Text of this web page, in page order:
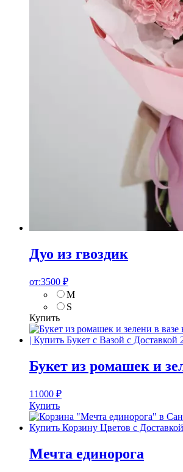
Дуо из гвоздик
от:3500 ₽
M
S
Купить
Букет из ромашек и
11000 ₽
Купить
Мечта единорога